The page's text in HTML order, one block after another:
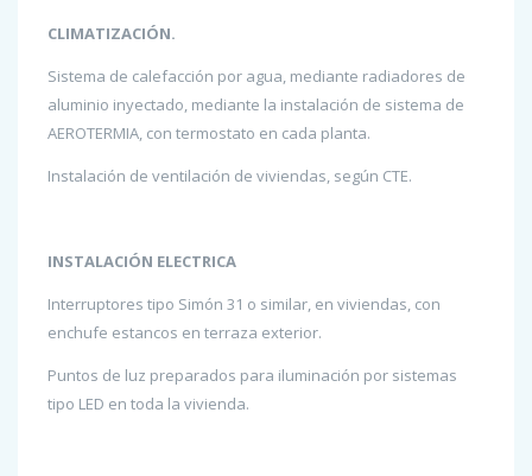
CLIMATIZACIÓN.
Sistema de calefacción por agua, mediante radiadores de
aluminio inyectado, mediante la instalación de sistema de
AEROTERMIA, con termostato en cada planta.
Instalación de ventilación de viviendas, según CTE.
INSTALACIÓN ELECTRICA
Interruptores tipo Simón 31 o similar, en viviendas, con
enchufe estancos en terraza exterior.
Puntos de luz preparados para iluminación por sistemas
tipo LED en toda la vivienda.